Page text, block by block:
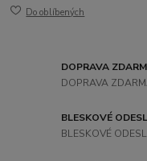
Do oblíbených
DOPRAVA
DOPRAVA
BLESKOVÉ
BLESKOVÉ